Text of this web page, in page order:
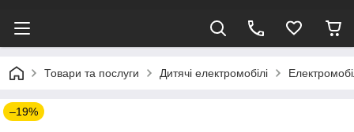
Товари та послуги Дитячі електромобілі
–19%